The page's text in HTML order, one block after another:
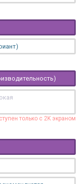
только с 2K экраном